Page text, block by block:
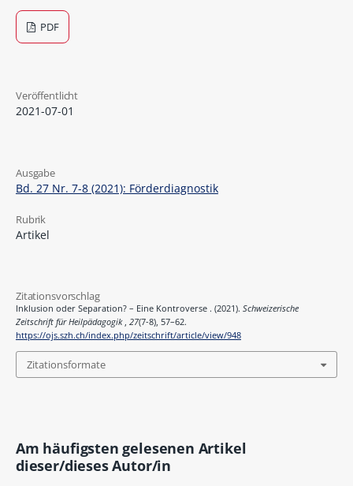
PDF
Veröffentlicht
2021-07-01
Ausgabe
Bd. 27 Nr. 7-8 (2021): Förderdiagnostik
Rubrik
Artikel
Zitationsvorschlag
Inklusion oder Separation? – Eine Kontroverse . (2021). Schweizerische
Zeitschrift für Heilpädagogik , 27(7-8), 57–62.
https://ojs.szh.ch/index.php/zeitschrift/article/view/948
Zitationsformate
Am häufigsten gelesenen Artikel
dieser/dieses Autor/in